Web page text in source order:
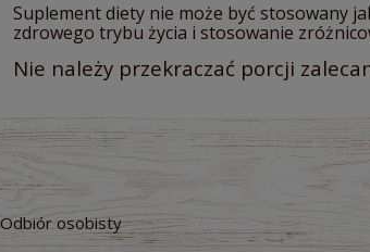
Suplement diety nie może być stosowany
zdrowego trybu życia i stosowanie
Nie należy przekraczać porcji
Odbiór osobisty